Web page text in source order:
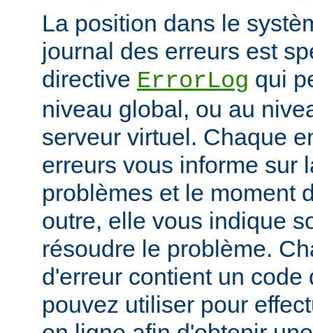
La position dans le
journal des erreurs est
directive ErrorLog qui
niveau global, ou au
serveur virtuel. Chaque
erreurs vous informe sur
problèmes et le moment
outre, elle vous indique
résoudre le problème.
d'erreur contient un code
pouvez utiliser pour